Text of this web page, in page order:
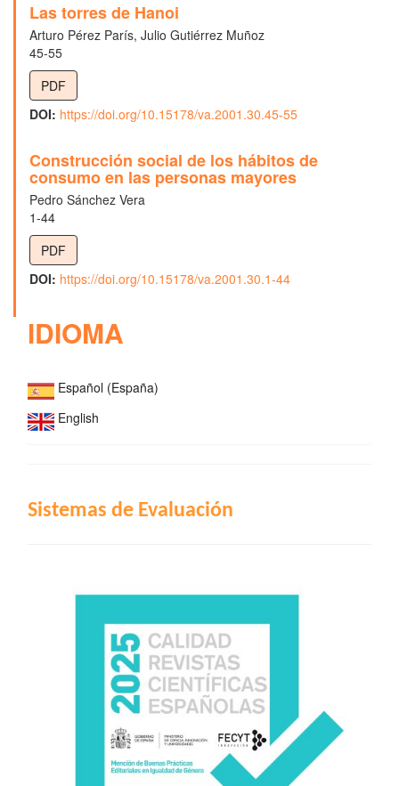
Las torres de Hanoi
Arturo Pérez París, Julio Gutiérrez Muñoz
45-55
PDF
DOI: https://doi.org/10.15178/va.2001.30.45-55
Construcción social de los hábitos de
consumo en las personas mayores
Pedro Sánchez Vera
1-44
PDF
DOI: https://doi.org/10.15178/va.2001.30.1-44
IDIOMA
Español (España)
English
INDIZACIÓN
Sistemas de Evaluación